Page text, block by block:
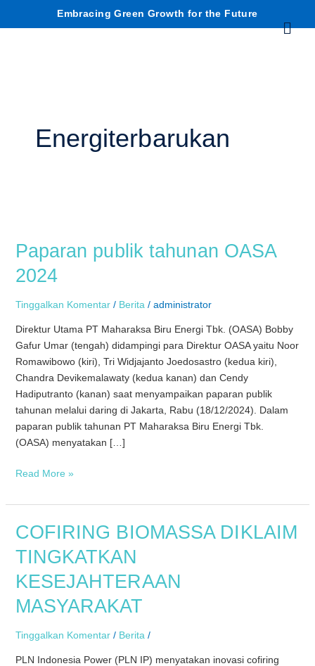
Embracing Green Growth for the Future
Menu
Energiterbarukan
Paparan publik tahunan OASA
2024
Tinggalkan Komentar / Berita / administrator
Direktur Utama PT Maharaksa Biru Energi Tbk. (OASA) Bobby
Gafur Umar (tengah) didampingi para Direktur OASA yaitu Noor
Romawibowo (kiri), Tri Widjajanto Joedosastro (kedua kiri),
Chandra Devikemalawaty (kedua kanan) dan Cendy
Hadiputranto (kanan) saat menyampaikan paparan publik
tahunan melalui daring di Jakarta, Rabu (18/12/2024). Dalam
paparan publik tahunan PT Maharaksa Biru Energi Tbk.
(OASA) menyatakan […]
tahunan
OASA
2024
Read More »
COFIRING BIOMASSA DIKLAIM
TINGKATKAN
KESEJAHTERAAN
MASYARAKAT
Tinggalkan Komentar / Berita /
PLN Indonesia Power (PLN IP) menyatakan inovasi cofiring
COFIRING
DIKLAIM
TINGKATKAN
KESEJAHTERAAN
MASYARAKAT